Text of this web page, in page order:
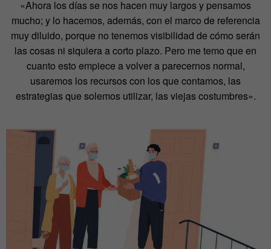
«Ahora los días se nos hacen muy largos y pensamos
mucho; y lo hacemos, además, con el marco de referencia
muy diluido, porque no tenemos visibilidad de cómo serán
las cosas ni siquiera a corto plazo. Pero me temo que en
cuanto esto empiece a volver a parecernos normal,
usaremos los recursos con los que contamos, las
estrategias que solemos utilizar, las viejas costumbres».